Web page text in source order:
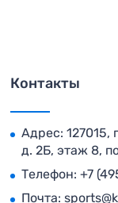
Контакты
Адрес: 127015,
д. 2Б, этаж 8,
Телефон: +7
Почта: